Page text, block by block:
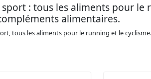
: tous les aliments pour le
alimentaires.
tous les aliments pour le running et le cyclisme.